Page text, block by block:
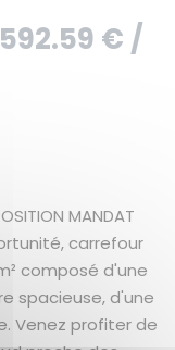
€ /
MANDAT
carrefour
composé d'une
spacieuse, d'une
Venez profiter de